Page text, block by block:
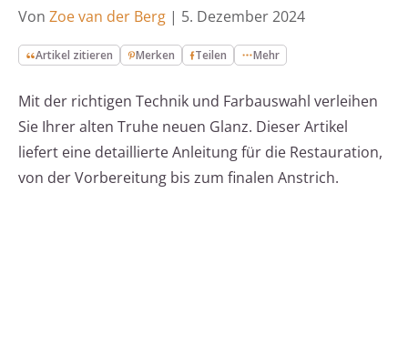
Von Zoe van der Berg | 5. Dezember 2024
Artikel zitieren Merken Teilen Mehr
Mit der richtigen Technik und Farbauswahl verleihen
Sie Ihrer alten Truhe neuen Glanz. Dieser Artikel
liefert eine detaillierte Anleitung für die Restauration,
von der Vorbereitung bis zum finalen Anstrich.